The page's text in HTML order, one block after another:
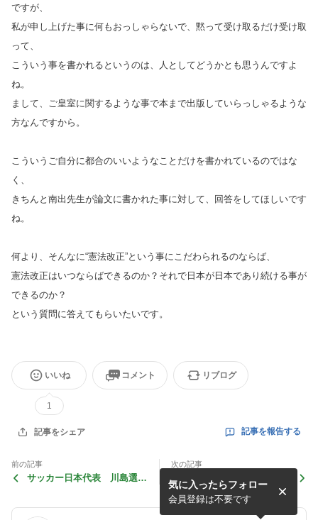
ですが、
私が申し上げた事に何もおっしゃらないで、黙って受け取るだけ受け取
って、
こういう事を書かれるというのは、人としてどうかとも思うんですよ
ね。
まして、ご皇室に関するような事で本まで出版していらっしゃるような
方なんですから。
こういうご自分に都合のいいようなことだけを書かれているのではな
く、
きちんと南出先生が論文に書かれた事に対して、回答をしてほしいです
ね。
何より、そんなに“憲法改正”という事にこだわられるのならば、
憲法改正はいつならばできるのか？それで日本が日本であり続ける事が
できるのか？
という質問に答えてもらいたいです。
いいね
1
コメント リブログ
記事をシェア 記事を報告する
前の記事
サッカー日本代表 川島選手
次の記事
いわゆる保守論壇に問う８へ
の反論？への反論を勝手に－
２印象操作の危険性
気に入ったらフォロー
会員登録は不要です